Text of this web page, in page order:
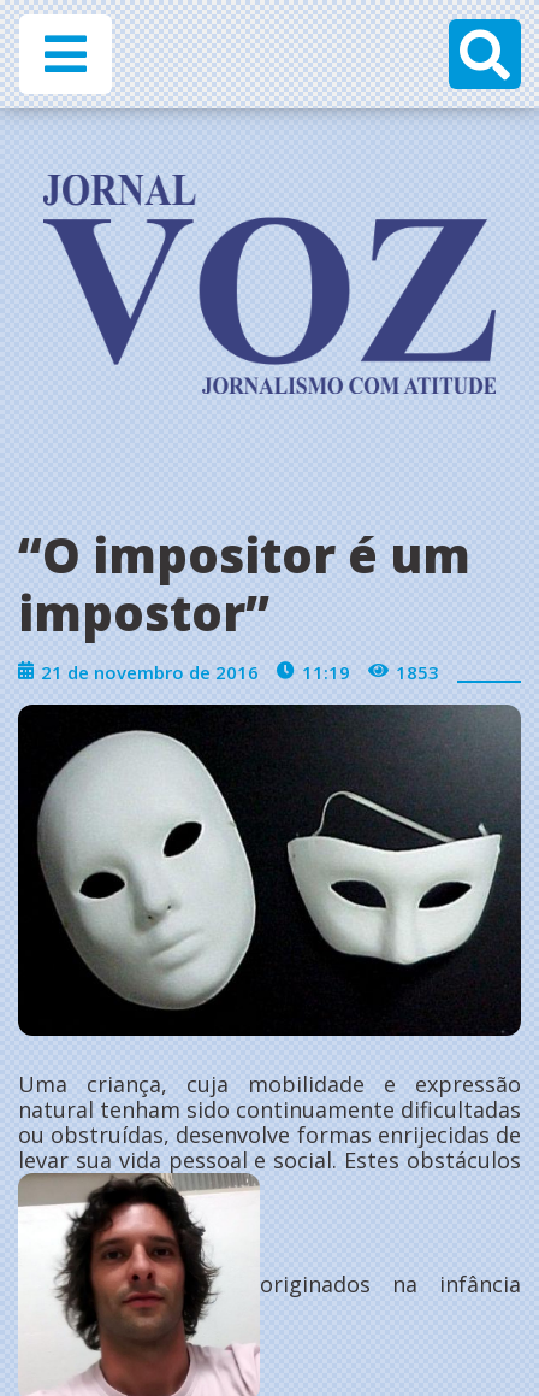
“O impositor é um
impostor”
21 de novembro de 2016 11:19 1853
Uma criança, cuja mobilidade e expressão
natural tenham sido continuamente dificultadas
ou obstruídas, desenvolve formas enrijecidas de
levar sua vida pessoal e social. Estes obstáculos
originados na infância